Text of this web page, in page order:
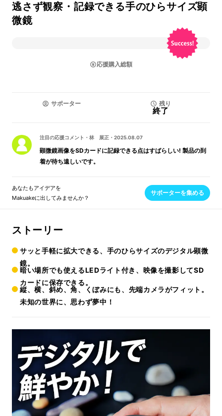
逃さず観察・記録できる手のひらサイズ顕
微鏡
応援購入総額
サポーター 残り
終了
注目の応援コメント ・ 林 展正 ・ 2025.08.07
顕微鏡画像をSDカードに記録できる点はすばらしい! 製品の到
着が待ち遠しいです。
あなたもアイデアを
Makuakeに出してみませんか？
サポーターを集める
ストーリー
サッと手軽に拡大できる、手のひらサイズのデジタル顕微
鏡。
暗い場所でも使えるLEDライト付き、映像を撮影してSD
カードに保存できる。
縦、横、斜め、角、くぼみにも、先端カメラがフィット。
未知の世界に、思わず夢中！